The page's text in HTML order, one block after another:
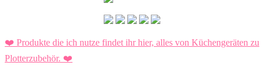
❤️ Produkte die ich nutze findet ihr hier, alles von Küchengeräten zu
Plotterzubehör. ❤️